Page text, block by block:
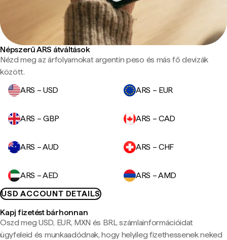
Népszerű ARS átváltások
Nézd meg az árfolyamokat argentin peso és más fő devizák
között.
ARS – USD
ARS – EUR
ARS – GBP ARS – CAD
ARS – AUD ARS – CHF
ARS – AED
ARS – AMD
USD ACCOUNT DETAILS
Kapj fizetést bárhonnan
Oszd meg USD, EUR, MXN és BRL számlainformációidat
ügyfeleid és munkaadódnak, hogy helyileg fizethessenek neked